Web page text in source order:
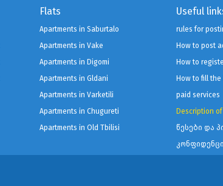
Flats
Apartments in Saburtalo
Apartments in Vake
Apartments in Digomi
Apartments in Gldani
Apartments in Varketili
Apartments in Chugureti
Apartments in Old Tbilisi
Useful
rules for
How to post
How to
How to fill
paid services
Description
წესები და